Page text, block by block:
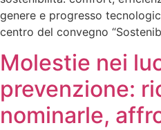
genere e progresso
centro del convegno
Molestie nei
prevenzione:
nominarle,